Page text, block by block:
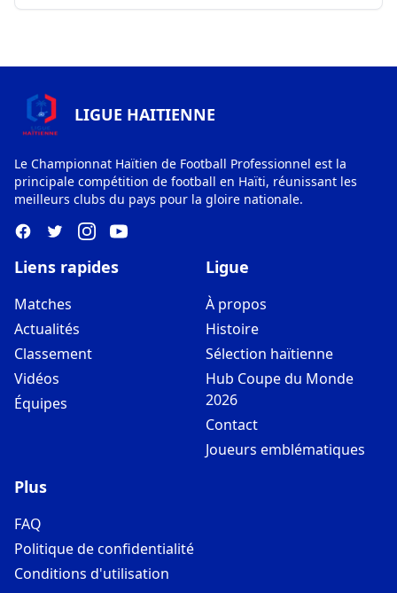
LIGUE HAITIENNE
Le Championnat Haïtien de Football Professionnel est la
principale compétition de football en Haïti, réunissant les
meilleurs clubs du pays pour la gloire nationale.
Liens rapides
Matches
Actualités
Classement
Vidéos
Équipes
Ligue
À propos
Histoire
Sélection haïtienne
Hub Coupe du Monde
2026
Contact
Joueurs emblématiques
Plus
FAQ
Politique de confidentialité
Conditions d'utilisation